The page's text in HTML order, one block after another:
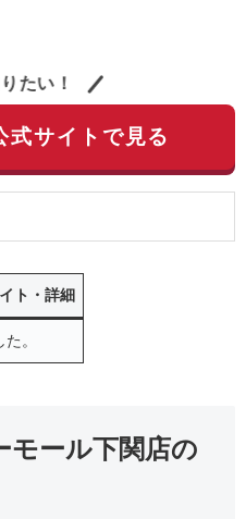
たい！
式サイトで見る
ト・詳細
。
モール下関店の